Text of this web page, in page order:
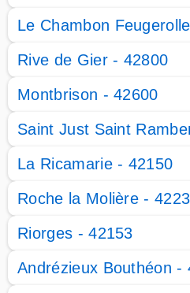
Le Chambon
Rive de Gier - 42800
Montbrison - 42600
Saint Just Saint
La Ricamarie - 42150
Roche la Molière -
Riorges - 42153
Andrézieux Bouthéon -